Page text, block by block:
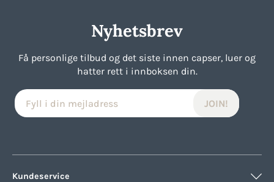
Nyhetsbrev
Få personlige tilbud og det siste innen capser, luer og
hatter rett i innboksen din.
Kundeservice